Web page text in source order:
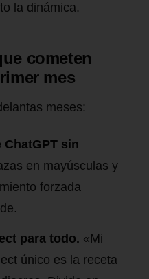
la dinámica.
cometen
mes
meses:
sin
en mayúsculas y
forzada
para todo. «Mi
único es la receta